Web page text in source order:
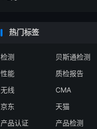
热门标签
检测 贝斯通检测
性能
质检报告
无线
CMA
京东
天猫
产品认证
产品检测